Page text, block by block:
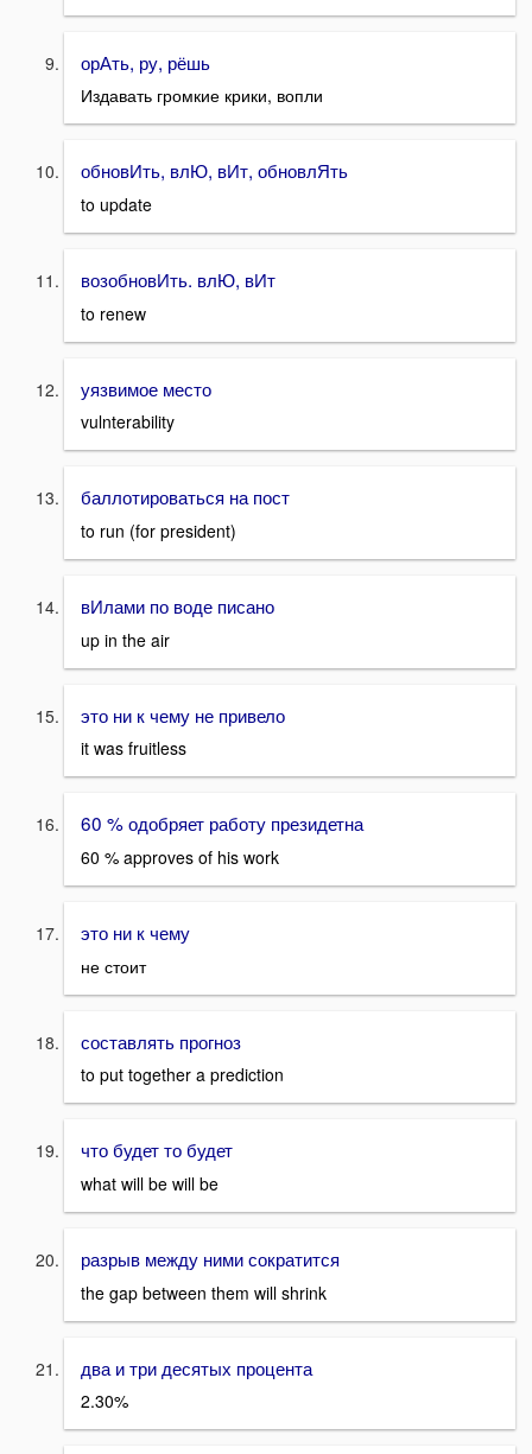
орАть, ру, рёшь
Издавать громкие крики, вопли
обновИть, влЮ, вИт, обновлЯть
to update
возобновИть. влЮ, вИт
to renew
уязвимое место
vulnterability
баллотироваться на пост
to run (for president)
вИлами по воде писано
up in the air
это ни к чему не привело
it was fruitless
60 % одобряет работу президетна
60 % approves of his work
это ни к чему
не стоит
составлять прогноз
to put together a prediction
что будет то будет
what will be will be
разрыв между ними сократится
the gap between them will shrink
два и три десятых процента
2.30%